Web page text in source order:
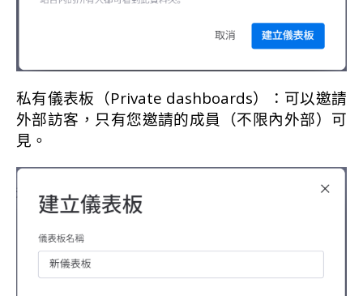
私有儀表板（Private dashboards）：可以邀請
外部訪客，只有您邀請的成員（不限內外部）可
見。